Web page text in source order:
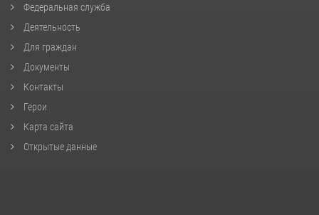
Федеральная служба
Деятельность
Для граждан
Документы
Контакты
Герои
Карта сайта
Открытые данные